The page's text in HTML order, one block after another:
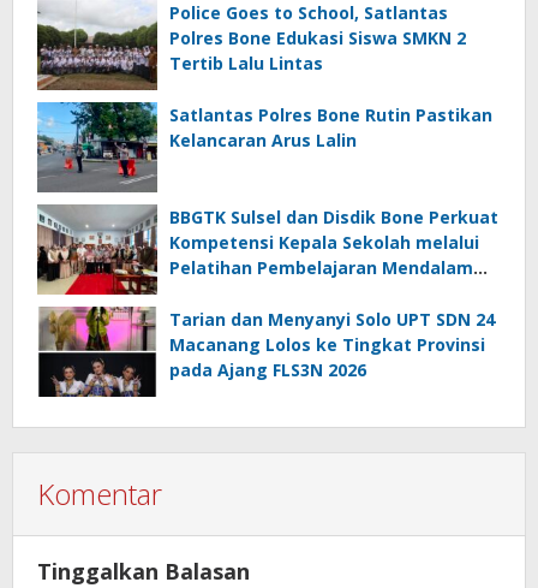
Police Goes to School, Satlantas
Polres Bone Edukasi Siswa SMKN 2
Tertib Lalu Lintas
Satlantas Polres Bone Rutin Pastikan
Kelancaran Arus Lalin
BBGTK Sulsel dan Disdik Bone Perkuat
Kompetensi Kepala Sekolah melalui
Pelatihan Pembelajaran Mendalam
Tarian dan Menyanyi Solo UPT SDN 24
Macanang Lolos ke Tingkat Provinsi
pada Ajang FLS3N 2026
Komentar
Tinggalkan Balasan